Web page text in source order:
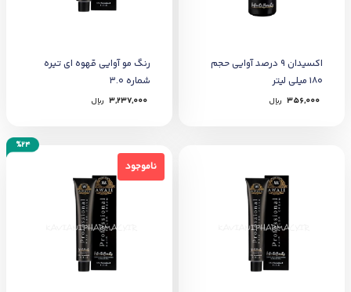
اکسیدان 9 درصد آوایی حجم
180 میلی لیتر
356,000 ﷼
رنگ مو آوایی قهوه ای تیره
شماره 3.0
3,237,000 ﷼
ناموجود
%24
ناموجود